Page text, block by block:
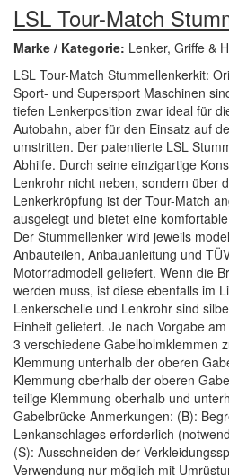
LSL Tour-Match
Marke / Kategorie: Lenker, Griffe &
LSL Tour-Match Stummellenkerkit:
Sport- und Supersport Maschinen
tiefen Lenkerposition zwar ideal für
Autobahn, aber für den Einsatz auf
umstritten. Der patentierte LSL
Abhilfe. Durch seine einzigartige
Lenkrohr nicht neben, sondern über
Lenkerkröpfung ist der Tour-Match
ausgelegt und bietet eine
Der Stummellenker wird jeweils
Anbauteilen, Anbauanleitung und
Motorradmodell geliefert. Wenn die
werden muss, ist diese ebenfalls im
Lenkerschelle und Lenkrohr sind
Einheit geliefert. Je nach Vorgabe
3 verschiedene Gabelholmklemmen
Klemmung unterhalb der oberen
Klemmung oberhalb der oberen
teilige Klemmung oberhalb und
Gabelbrücke Anmerkungen: (B):
Lenkanschlages erforderlich
(S): Ausschneiden der
Verwendung nur möglich mit